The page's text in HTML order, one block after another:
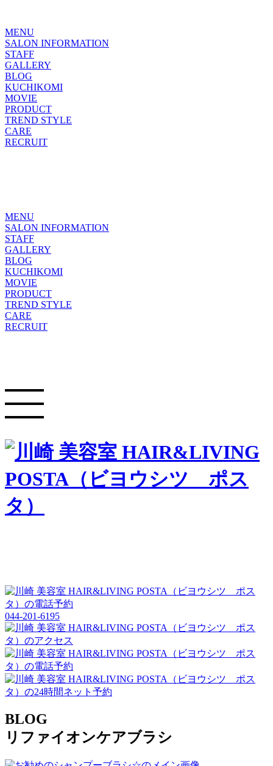
MENU
SALON INFORMATION
STAFF
GALLERY
BLOG
KUCHIKOMI
MOVIE
PRODUCT
TREND STYLE
CARE
RECRUIT
MENU
SALON INFORMATION
STAFF
GALLERY
BLOG
KUCHIKOMI
MOVIE
PRODUCT
TREND STYLE
CARE
RECRUIT
044-201-6195
BLOG
リファイオンケアブラシ